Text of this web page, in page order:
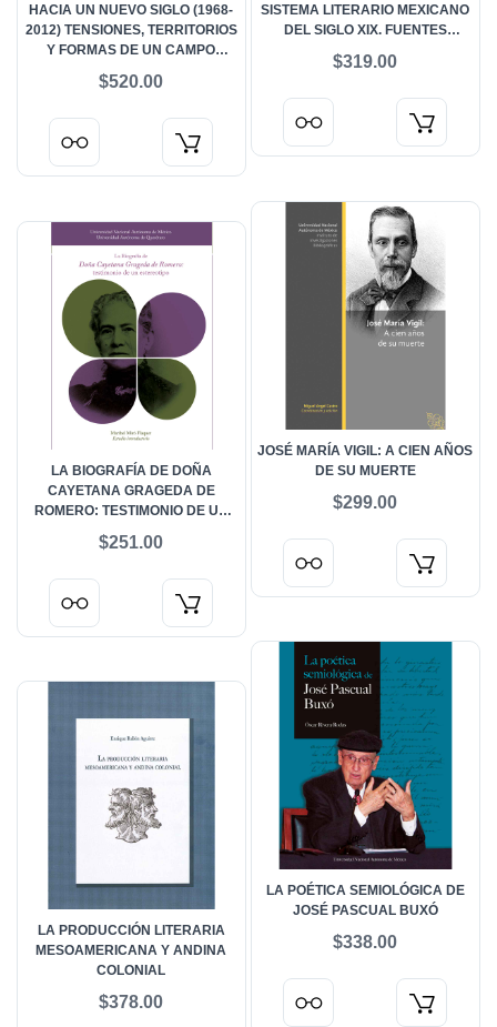
SISTEMA LITERARIO MEXICANO
DEL SIGLO XIX. FUENTES
$319.00
HACIA UN NUEVO SIGLO (1968-
2012) TENSIONES, TERRITORIOS
Y FORMAS DE UN CAMPO
HISTORIA DE LAS LITERATURAS
$520.00
JOSÉ MARÍA VIGIL: A CIEN AÑOS
DE SU MUERTE
$299.00
LA BIOGRAFÍA DE DOÑA
CAYETANA GRAGEDA DE
ROMERO: TESTIMONIO DE UN
$251.00
LA POÉTICA SEMIOLÓGICA DE
JOSÉ PASCUAL BUXÓ
$338.00
LA PRODUCCIÓN LITERARIA
MESOAMERICANA Y ANDINA
COLONIAL
$378.00